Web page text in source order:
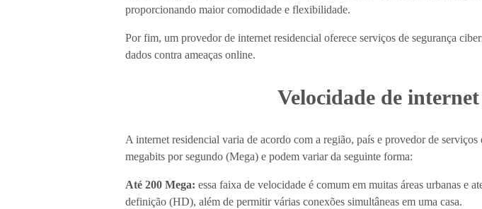
proporcionando maior comodidade e flexibilidade.
Por fim, um provedor de internet residencial oferece serviços de segurança
dados contra ameaças online.
Velocidade de
A internet residencial varia de acordo com a região, país e provedor de
megabits por segundo (Mega) e podem variar da seguinte forma:
Até 200 Mega: essa faixa de velocidade é comum em muitas áreas urbanas e
definição (HD), além de permitir várias conexões simultâneas em uma casa.